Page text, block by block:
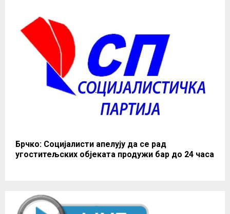
Брчко: Социјалисти апелују да се рад
угоститељских објеката продужи бар до 24 часа